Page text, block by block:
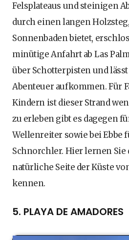
Felsplateaus und steinigen
durch einen langen
Sonnenbaden bietet,
minütige Anfahrt ab Las
über Schotterpisten und
Abenteuer aufkommen. Für
Kindern ist dieser Strand
zu erleben gibt es dagegen
Wellenreiter sowie bei Ebbe
Schnorchler. Hier lernen Sie
natürliche Seite der Küste
kennen.
5. PLAYA DE AMADORES